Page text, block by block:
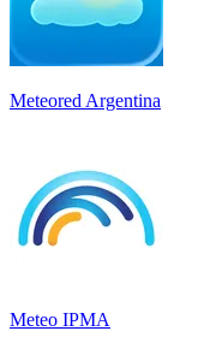
Meteored Argentina
Meteo IPMA